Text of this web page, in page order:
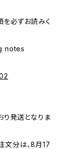
必ずお読みく
notes
り発送となりま
文分は、8月17